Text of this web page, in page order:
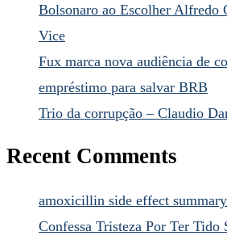
Bolsonaro ao Escolher Alfredo
Vice
Fux marca nova audiência de
empréstimo para salvar BRB
Trio da corrupção – Claudio
Recent Comments
amoxicillin side effect summary
Confessa Tristeza Por Ter Tido